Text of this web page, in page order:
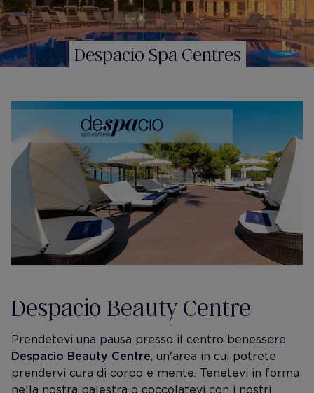
Despacio Spa Centres
Despacio Beauty Centre
Prendetevi una pausa presso il centro benessere
Despacio Beauty Centre, un'area in cui potrete
prendervi cura di corpo e mente. Tenetevi in forma
nella nostra palestra o coccolatevi con i nostri